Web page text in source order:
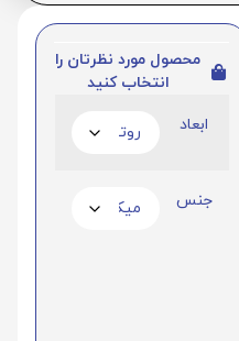
محصول مورد نظرتان را
انتخاب کنید
ابعاد
جنس